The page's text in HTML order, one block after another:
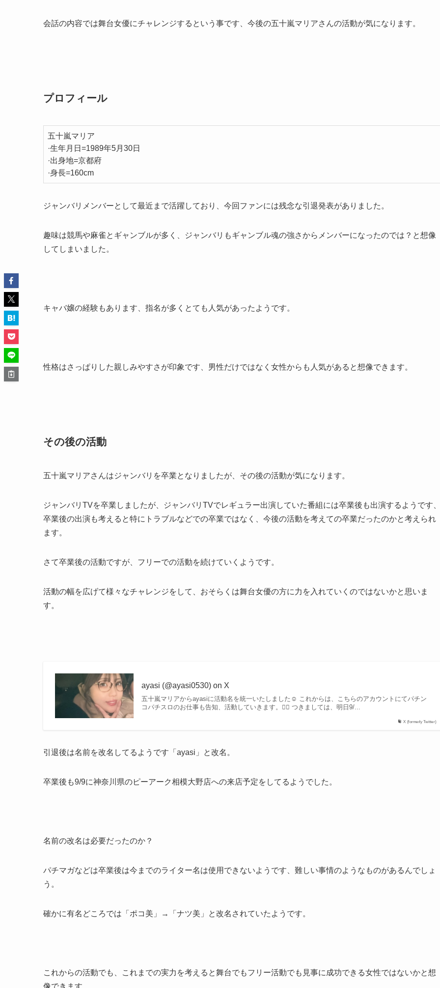
会話の内容では舞台女優にチャレンジするという事です、今後の五十嵐マリアさんの活動が気になります。
プロフィール
五十嵐マリア
·生年月日=1989年5月30日
·出身地=京都府
·身長=160cm
ジャンバリメンバーとして最近まで活躍しており、今回ファンには残念な引退発表がありました。
趣味は競馬や麻雀とギャンブルが多く、ジャンバリもギャンブル魂の強さからメンバーになったのでは？と想像
してしまいました。
キャバ嬢の経験もあります、指名が多くとても人気があったようです。
性格はさっぱりした親しみやすさが印象です、男性だけではなく女性からも人気があると想像できます。
その後の活動
五十嵐マリアさんはジャンバリを卒業となりましたが、その後の活動が気になります。
ジャンバリTVを卒業しましたが、ジャンバリTVでレギュラー出演していた番組には卒業後も出演するようです
卒業後の出演も考えると特にトラブルなどでの卒業ではなく、今後の活動を考えての卒業だったのかと考えられ
ます。
さて卒業後の活動ですが、フリーでの活動を続けていくようです。
活動の幅を広げて様々なチャレンジをして、おそらくは舞台女優の方に力を入れていくのではないかと思いま
す。
X (formerly Twitter)
ayasi (@ayasi0530) on X
五十嵐マリアからayasiに活動名を統一いたしました☺️ これからは、こちらのアカウントにてパチン
コパチスロのお仕事も告知、活動していきます。🙇‍♀️ つきましては、明日9/...
引退後は名前を改名してるようです「ayasi」と改名。
卒業後も9/9に神奈川県のピーアーク相模大野店への来店予定をしてるようでした。
名前の改名は必要だったのか？
パチマガなどは卒業後は今までのライター名は使用できないようです、難しい事情のようなものがあるんでしょ
う。
確かに有名どころでは「ポコ美」→「ナツ美」と改名されていたようです。
これからの活動でも、これまでの実力を考えると舞台でもフリー活動でも見事に成功できる女性ではないかと想
像できます。